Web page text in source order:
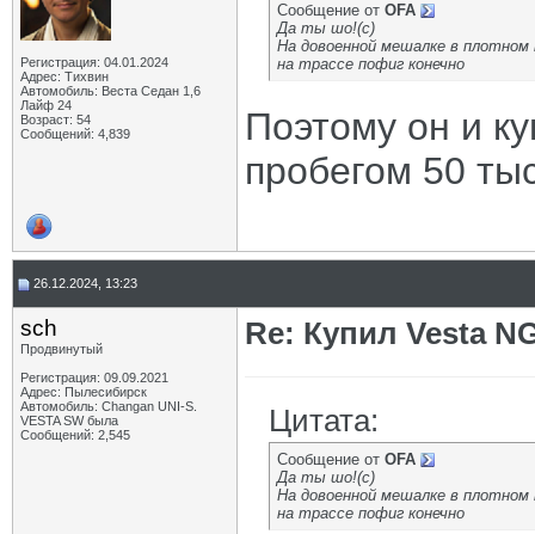
Регистрация: 04.01.2024
Адрес: Тихвин
Автомобиль: Веста Седан 1,6
Лайф 24
Возраст: 54
Сообщений: 4,839
Сообщение от OFA
Да ты шо!(с)
На довоенной мешалке в
на трассе пофиг конечно
Поэтому он и
пробегом 50
26.12.2024, 13:23
sch
Продвинутый
Регистрация: 09.09.2021
Адрес: Пылесибирск
Автомобиль: Changan UNI-S.
VESTA SW была
Сообщений: 2,545
Re: Купил Vesta
Цитата:
Сообщение от OFA
Да ты шо!(с)
На довоенной мешалке в
на трассе пофиг конечно